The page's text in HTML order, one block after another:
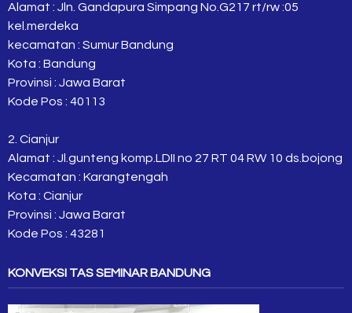
Alamat : Jln. Gandapura Simpang No.G217 rt/rw :05
kel.merdeka
kecamatan : Sumur Bandung
Kota : Bandung
Provinsi : Jawa Barat
Kode Pos : 40113
2. Cianjur
Alamat : Jl.gunteng komp.LDII no 27 RT 04 RW 10 ds.bojong
Kecamatan : Karangtengah
Kota : Cianjur
Provinsi : Jawa Barat
Kode Pos : 43281
KONVEKSI TAS SEMINAR BANDUNG